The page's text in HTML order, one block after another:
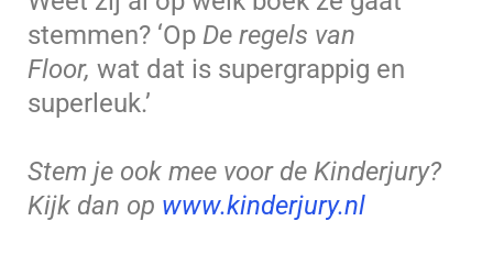
stemmen? ‘Op De regels van
Floor, wat dat is supergrappig en
superleuk.’
Stem je ook mee voor de Kinderjury?
Kijk dan op www.kinderjury.nl